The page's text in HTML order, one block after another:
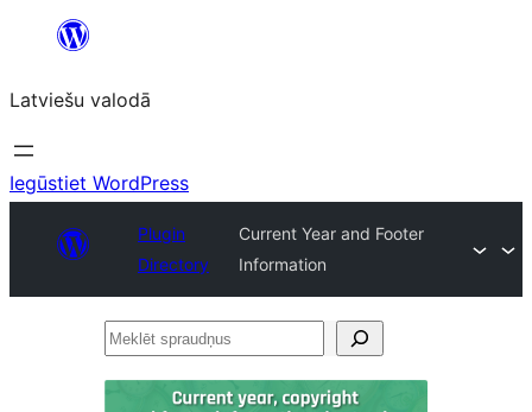
Pāriet
saturu
Latviešu valodā
Iegūstiet WordPress
Plugin
Directory
Current Year and Footer
Information
Meklēt